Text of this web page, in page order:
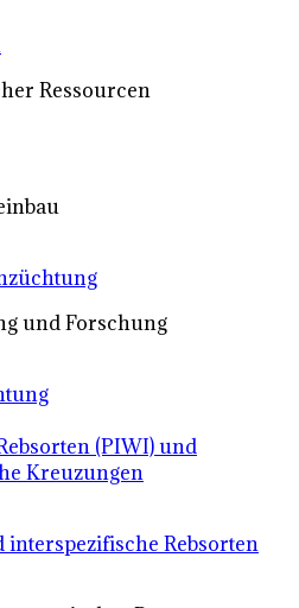
Ressourcen
und Forschung
(PIWI) und
Kreuzungen
interspezifische Rebsorten